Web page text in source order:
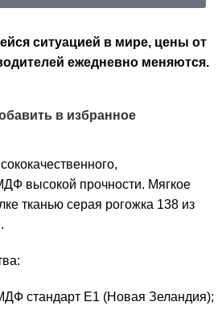
ситуацией в мире, цены от
ежедневно меняются.
в избранное
высокой прочности. Мягкое
тканью серая рогожка 138 из
стандарт Е1 (Новая Зеландия);